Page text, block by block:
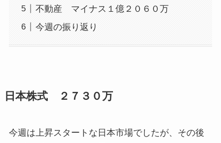
不動産 マイナス１億２０６０万
今週の振り返り
日本株式 ２７３０万
今週は上昇スタートな日本市場でしたが、その後